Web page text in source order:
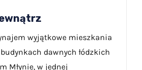
wyjątkowe mieszkania
dawnych łódzkich
Młynie, w jednej